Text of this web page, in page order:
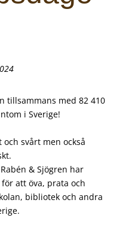
tillsammans med 82 410
i Sverige!
svårt men också
Rabén & Sjögren har
att öva, prata och
bibliotek och andra